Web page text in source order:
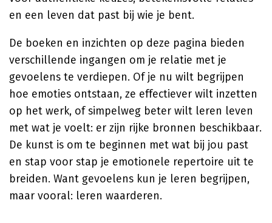
en een leven dat past bij wie je bent.
De boeken en inzichten op deze pagina bieden
verschillende ingangen om je relatie met je
gevoelens te verdiepen. Of je nu wilt begrijpen
hoe emoties ontstaan, ze effectiever wilt inzetten
op het werk, of simpelweg beter wilt leren leven
met wat je voelt: er zijn rijke bronnen beschikbaar.
De kunst is om te beginnen met wat bij jou past
en stap voor stap je emotionele repertoire uit te
breiden. Want gevoelens kun je leren begrijpen,
maar vooral: leren waarderen.